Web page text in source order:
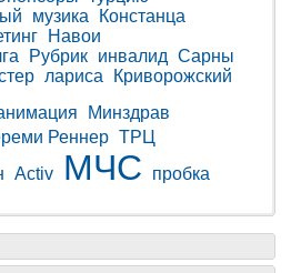
музика
Констанца
Навои
Рубрик инвалид Сарны
лариса
Криворожский
Минздрав
Реннер ТРЦ
Activ МЧС
пробка